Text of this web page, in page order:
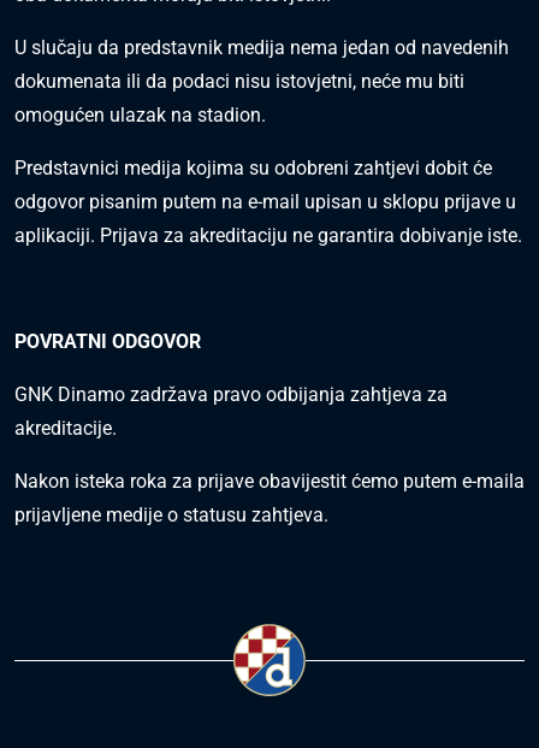
U slučaju da predstavnik medija nema jedan od navedenih
dokumenata ili da podaci nisu istovjetni, neće mu biti
omogućen ulazak na stadion.
Predstavnici medija kojima su odobreni zahtjevi dobit će
odgovor pisanim putem na e-mail upisan u sklopu prijave u
aplikaciji. Prijava za akreditaciju ne garantira dobivanje iste.
POVRATNI ODGOVOR
GNK Dinamo zadržava pravo odbijanja zahtjeva za
akreditacije.
Nakon isteka roka za prijave obavijestit ćemo putem e-maila
prijavljene medije o statusu zahtjeva.